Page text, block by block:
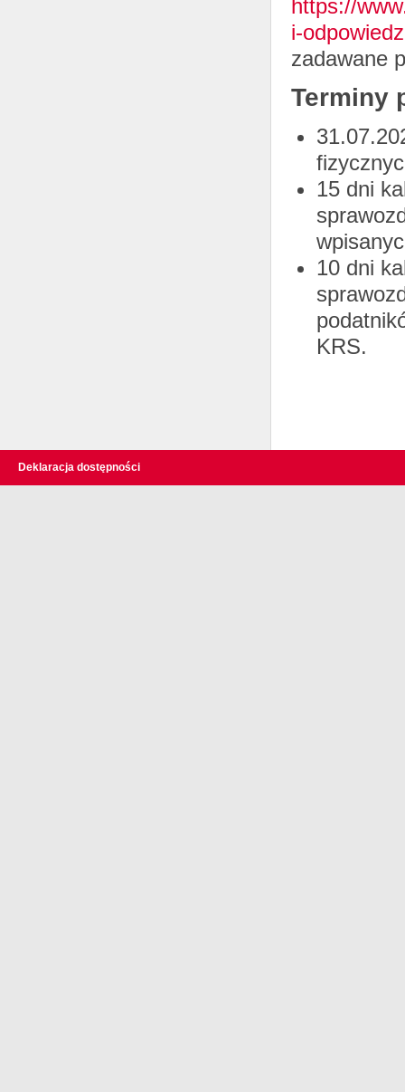
https://
i-
zadawane
Terminy
15 dni
10 dni
KRS.
Deklaracja dostępności